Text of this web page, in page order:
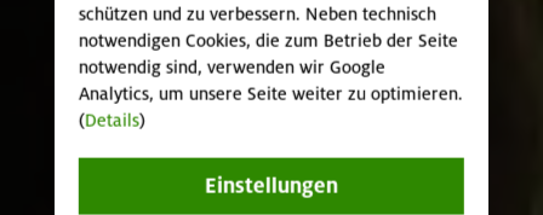
schützen und zu verbessern. Neben technisch
notwendigen Cookies, die zum Betrieb der Seite
notwendig sind, verwenden wir Google
Analytics, um unsere Seite weiter zu optimieren.
(Details)
Einstellungen